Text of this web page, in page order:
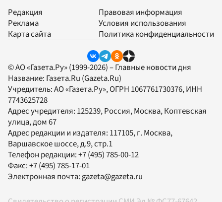
Редакция
Реклама
Карта сайта
Правовая информация
Условия использования
Политика конфиденциальности
© АО «Газета.Ру» (1999-2026) – Главные новости дня
Название: Газета.Ru (Gazeta.Ru)
Учредитель:АО «Газета.Ру», ОГРН 1067761730376, ИНН
7743625728
Адрес учредителя: 125239, Россия, Москва, Коптевская
улица, дом 67
Адрес редакции и издателя: 117105, г. Москва,
Варшавское шоссе, д.9, стр.1
Телефон редакции:+7 (495) 785-00-12
Факс:+7 (495) 785-17-01
Электронная почта: gazeta@gazeta.ru